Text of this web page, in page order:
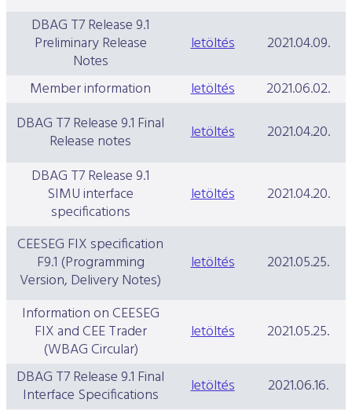
DBAG T7 Release 9.1
Preliminary Release
Notes
letöltés
2021.04.09.
Member information
letöltés
2021.06.02.
DBAG T7 Release 9.1 Final
Release notes letöltés
2021.04.20.
DBAG T7 Release 9.1
SIMU interface
specifications
letöltés 2021.04.20.
CEESEG FIX specification
F9.1 (Programming
Version, Delivery Notes)
letöltés 2021.05.25.
Information on CEESEG
FIX and CEE Trader
(WBAG Circular)
letöltés
2021.05.25.
DBAG T7 Release 9.1 Final
Interface Specifications letöltés 2021.06.16.